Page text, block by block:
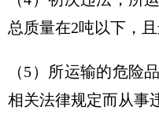
总质量在2吨以下，
（5）所运输的危险
相关法律规定而从事